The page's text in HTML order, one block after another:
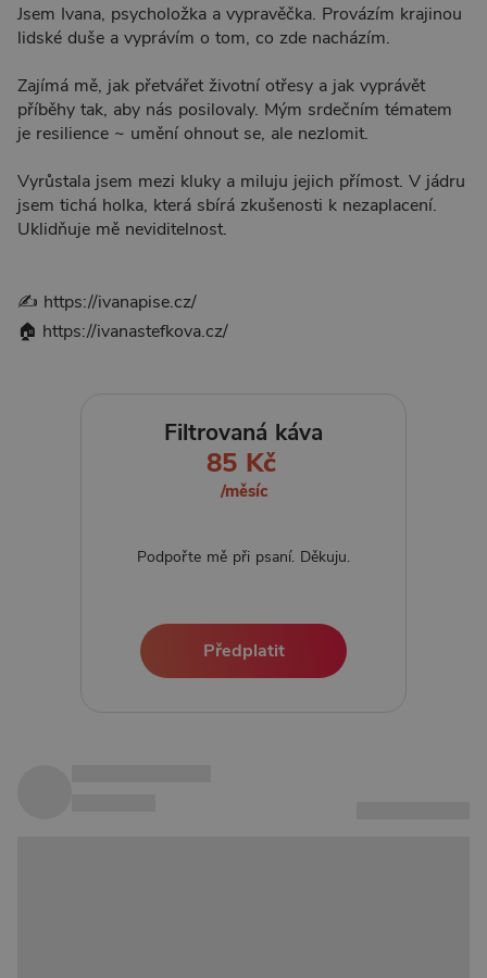
Jsem Ivana, psycholožka a vypravěčka. Provázím krajinou
lidské duše a vyprávím o tom, co zde nacházím.
Zajímá mě, jak přetvářet životní otřesy a jak vyprávět
příběhy tak, aby nás posilovaly. Mým srdečním tématem
je resilience ~ umění ohnout se, ale nezlomit.
Vyrůstala jsem mezi kluky a miluju jejich přímost. V jádru
jsem tichá holka, která sbírá zkušenosti k nezaplacení.
Uklidňuje mě neviditelnost.
✍️ https://ivanapise.cz/
🏠 https://ivanastefkova.cz/
Filtrovaná káva
85 Kč
/měsíc
Podpořte mě při psaní. Děkuju.
Předplatit